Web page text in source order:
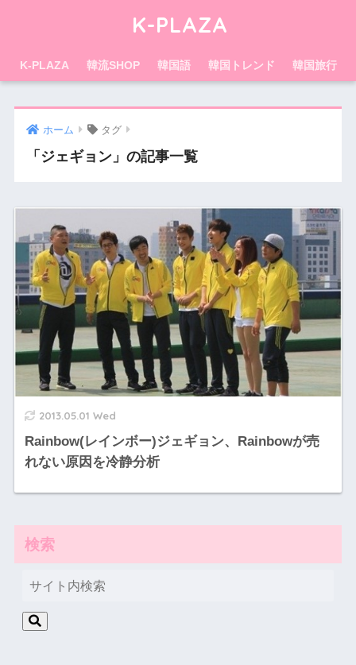
K-PLAZA
K-PLAZA 韓流SHOP 韓国語 韓国トレンド 韓国旅行
ホーム タグ
「ジェギョン」の記事一覧
2013.05.01 Wed
Rainbow(レインボー)ジェギョン、Rainbowが売
れない原因を冷静分析
検索